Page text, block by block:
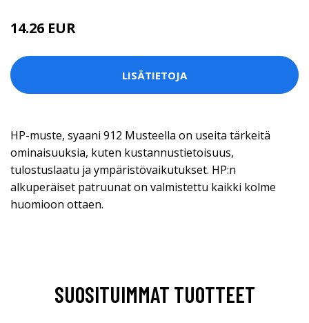
14.26 EUR
LISÄTIETOJA
HP-muste, syaani 912 Musteella on useita tärkeitä
ominaisuuksia, kuten kustannustietoisuus,
tulostuslaatu ja ympäristövaikutukset. HP:n
alkuperäiset patruunat on valmistettu kaikki kolme
huomioon ottaen.
SUOSITUIMMAT TUOTTEET